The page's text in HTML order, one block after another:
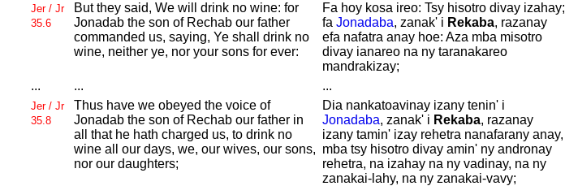
Jer / Jr
35.6
But they said, We will drink no wine: for
Jonadab the son of Rechab our father
commanded us, saying, Ye shall drink no
wine, neither ye, nor your sons for ever:
Fa hoy kosa ireo: Tsy hisotro divay izahay;
fa Jonadaba, zanak' i Rekaba, razanay
efa nafatra anay hoe: Aza mba misotro
divay ianareo na ny taranakareo
mandrakizay;
...
... ...
Jer / Jr
35.8
Thus have we obeyed the voice of
Jonadab the son of Rechab our father in
all that he hath charged us, to drink no
wine all our days, we, our wives, our sons,
nor our daughters;
Dia nankatoavinay izany tenin' i
Jonadaba, zanak' i Rekaba, razanay
izany tamin' izay rehetra nanafarany anay,
mba tsy hisotro divay amin' ny andronay
rehetra, na izahay na ny vadinay, na ny
zanakai-lahy, na ny zanakai-vavy;